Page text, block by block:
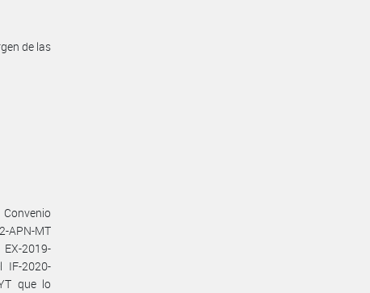
de las
APN-MT
2019-
IF-2020-
que lo